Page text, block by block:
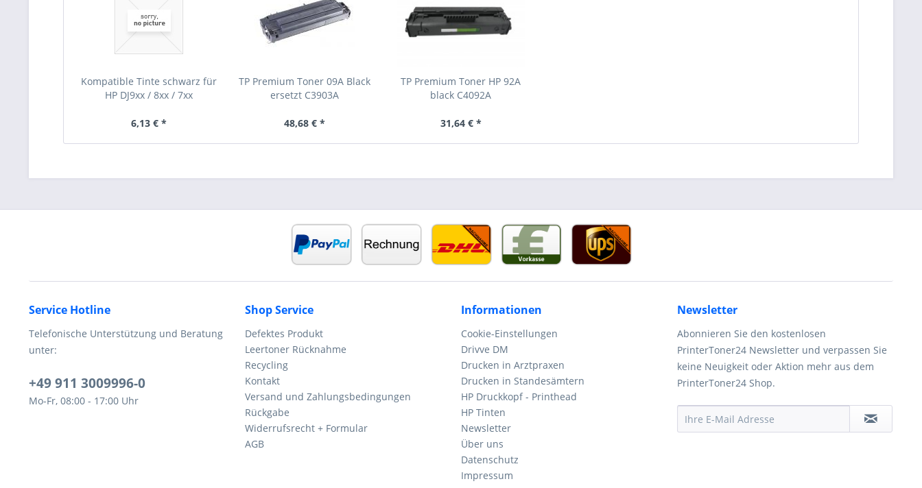
Kompatible Tinte schwarz für
HP DJ9xx / 8xx / 7xx
6,13 € *
TP Premium Toner 09A Black
ersetzt C3903A
48,68 € *
TP Premium Toner HP 92A
black C4092A
31,64 € *
Service Hotline
Telefonische Unterstützung und Beratung
unter:
+49 911 3009996-0
Mo-Fr, 08:00 - 17:00 Uhr
Shop Service
Defektes Produkt
Leertoner Rücknahme
Recycling
Kontakt
Versand und Zahlungsbedingungen
Rückgabe
Widerrufsrecht + Formular
AGB
Informationen
Cookie-Einstellungen
Drivve DM
Drucken in Arztpraxen
Drucken in Standesämtern
HP Druckkopf - Printhead
HP Tinten
Newsletter
Über uns
Datenschutz
Impressum
Newsletter
Abonnieren Sie den kostenlosen
PrinterToner24 Newsletter und verpassen Sie
keine Neuigkeit oder Aktion mehr aus dem
PrinterToner24 Shop.